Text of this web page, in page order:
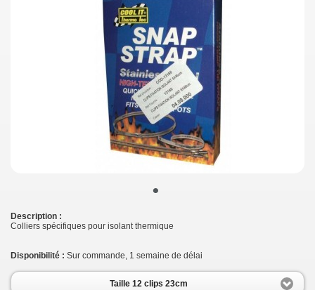
•
Description :
Colliers spécifiques pour isolant thermique
Disponibilité : Sur commande, 1 semaine de délai
Taille 12 clips 23cm